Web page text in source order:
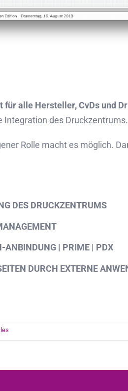
für alle Hersteller, CvDs und
Integration des Druckzentrums.
Rolle macht es möglich.
DES DRUCKZENTRUMS
ANBINDUNG | PRIME | PDX
DURCH EXTERNE